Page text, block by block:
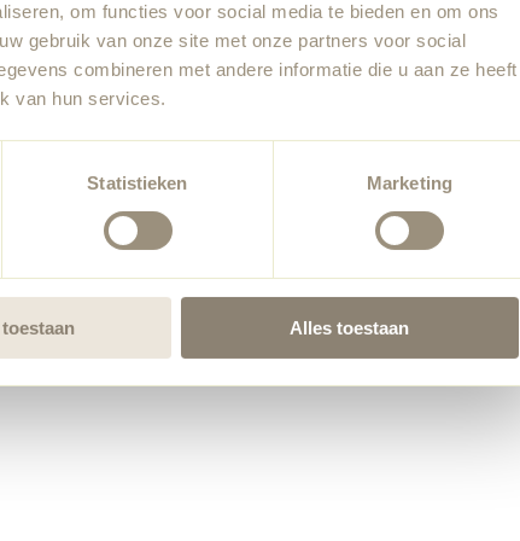
om functies voor social media te bieden en om ons
gebruik van onze site met onze partners voor social
combineren met andere informatie die u aan ze heeft
van hun services.
Statistieken Marketing
Alles toestaan